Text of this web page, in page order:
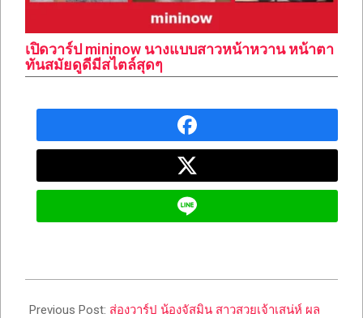
เปิดวาร์ป mininow นางแบบสาวหน้าหวาน หน้าตา
ทันสมัยดูดีมีสไตล์สุดๆ
10-
Previous Post: ส่องวาร์ป น้องจัสมิน สาวสวยเจ้าเสน่ห์ ผล